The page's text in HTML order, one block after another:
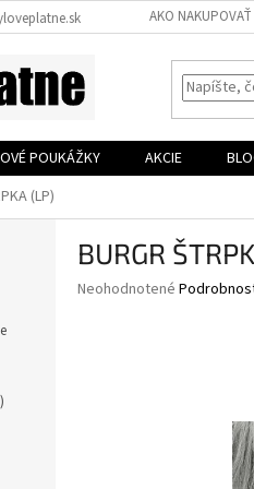
AKO NAKUPOVAŤ
POUKÁŽKY AKCIE
(LP)
BURGR
Priemerné
Neohodnotené